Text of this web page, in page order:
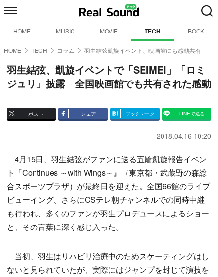
HOME MUSIC MOVIE TECH BOOK
HOME TECH コラム 羽生結弦凱旋イベント、映画館にも感動共有
羽生結弦、凱旋イベントで「SEIMEI」「ロミ
ジュリ」披露 全国映画館でも共有された感動
ポスト シェア ブックマーク LINEで送る
2018.04.16 10:20
4月15日、羽生結弦がファンに送る五輪凱旋報告イベン
ト『Continues ～with Wings～』（東京都・武蔵野の森総
合スポーツプラザ）が最終日を迎えた。全国66館のライブ
ビューイング、さらにCSテレ朝チャンネルでの同時中継
も行われ、多くのファンが羽生プロデュースによるショー
と、その言葉に深く感じ入った。
当初、羽生はリハビリ治療中のためスケーティングはし
ないと見られていたが、実際にはジャンプを封じて演技を